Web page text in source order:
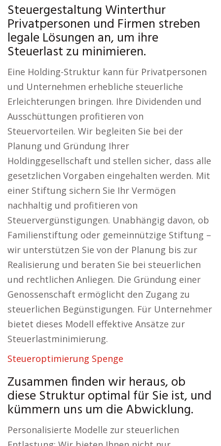
Steuergestaltung Winterthur
Privatpersonen und Firmen streben
legale Lösungen an, um ihre
Steuerlast zu minimieren.
Eine Holding-Struktur kann für Privatpersonen
und Unternehmen erhebliche steuerliche
Erleichterungen bringen. Ihre Dividenden und
Ausschüttungen profitieren von
Steuervorteilen. Wir begleiten Sie bei der
Planung und Gründung Ihrer
Holdinggesellschaft und stellen sicher, dass alle
gesetzlichen Vorgaben eingehalten werden. Mit
einer Stiftung sichern Sie Ihr Vermögen
nachhaltig und profitieren von
Steuervergünstigungen. Unabhängig davon, ob
Familienstiftung oder gemeinnützige Stiftung –
wir unterstützen Sie von der Planung bis zur
Realisierung und beraten Sie bei steuerlichen
und rechtlichen Anliegen. Die Gründung einer
Genossenschaft ermöglicht den Zugang zu
steuerlichen Begünstigungen. Für Unternehmer
bietet dieses Modell effektive Ansätze zur
Steuerlastminimierung.
Steueroptimierung Spenge
Zusammen finden wir heraus, ob
diese Struktur optimal für Sie ist, und
kümmern uns um die Abwicklung.
Personalisierte Modelle zur steuerlichen